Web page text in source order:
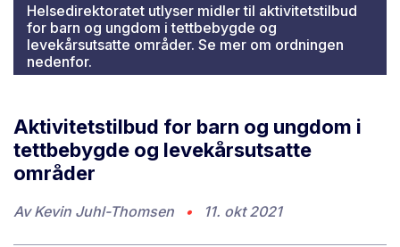
Helsedirektoratet utlyser midler til aktivitetstilbud
for barn og ungdom i tettbebygde og
levekårsutsatte områder. Se mer om ordningen
nedenfor.
Aktivitetstilbud for barn og ungdom i
tettbebygde og levekårsutsatte
områder
AvKevin Juhl-Thomsen • 11. okt 2021